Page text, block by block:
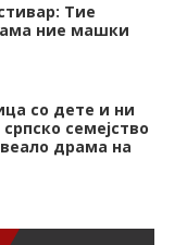
Тие
ама ние машки
со дете и ни
семејство
драма на